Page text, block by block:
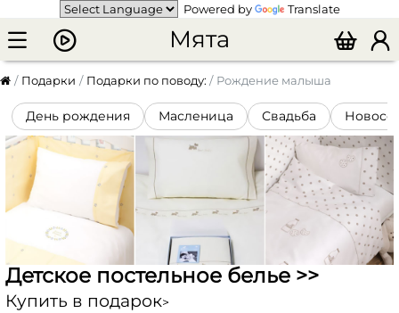
Powered by Translate
Мята
Подарки Подарки по поводу: Рождение малыша
День рождения Масленица Свадьба
Детское постельное белье >>
Купить в подарок>